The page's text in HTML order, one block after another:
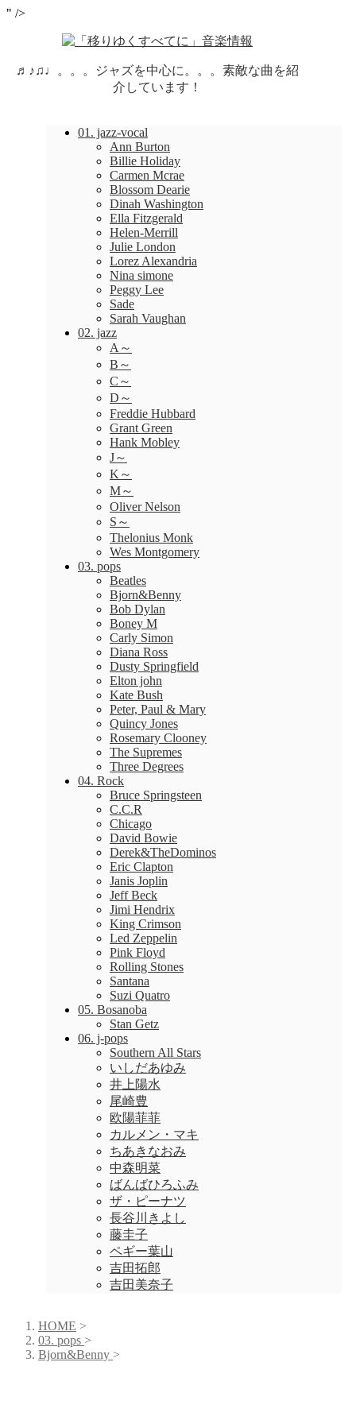
" />
♬♪♫♩。。。ジャズを中心に。。。素敵な曲を紹
介しています！
01. jazz-vocal
Ann Burton
Billie Holiday
Carmen Mcrae
Blossom Dearie
Dinah Washington
Ella Fitzgerald
Helen-Merrill
Julie London
Lorez Alexandria
Nina simone
Peggy Lee
Sade
Sarah Vaughan
02. jazz
A～
B～
C～
D～
Freddie Hubbard
Grant Green
Hank Mobley
J～
K～
M～
Oliver Nelson
S～
Thelonius Monk
Wes Montgomery
03. pops
Beatles
Bjorn&Benny
Bob Dylan
Boney M
Carly Simon
Diana Ross
Dusty Springfield
Elton john
Kate Bush
Peter, Paul & Mary
Quincy Jones
Rosemary Clooney
The Supremes
Three Degrees
04. Rock
Bruce Springsteen
C.C.R
Chicago
David Bowie
Derek&TheDominos
Eric Clapton
Janis Joplin
Jeff Beck
Jimi Hendrix
King Crimson
Led Zeppelin
Pink Floyd
Rolling Stones
Santana
Suzi Quatro
05. Bosanoba
Stan Getz
06. j-pops
Southern All Stars
いしだあゆみ
井上陽水
尾崎豊
欧陽菲菲
カルメン・マキ
ちあきなおみ
中森明菜
ばんばひろふみ
ザ・ピーナツ
長谷川きよし
藤圭子
ペギー葉山
吉田拓郎
吉田美奈子
HOME >
03. pops >
Bjorn&Benny >